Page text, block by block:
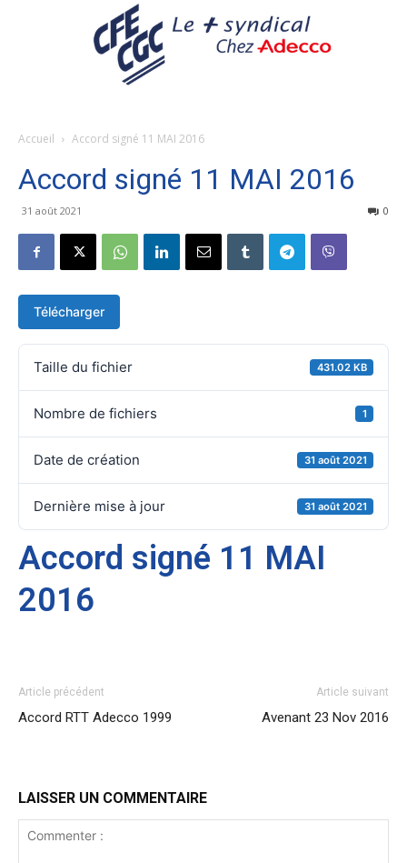
Accueil Accord signé 11 MAI 2016
Accord signé 11 MAI 2016
31 août 2021 0
Télécharger
Taille du fichier 431.02 KB
Nombre de fichiers 1
Date de création 31 août 2021
Dernière mise à jour 31 août 2021
Accord signé 11 MAI
2016
Article précédent
Accord RTT Adecco 1999
Article suivant
Avenant 23 Nov 2016
LAISSER UN COMMENTAIRE